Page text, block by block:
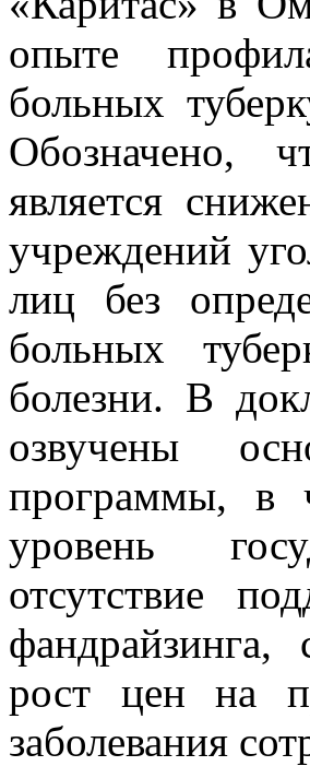
опыте
больных
Обозначено,
является
учреждений
лиц без
больных
болезни. В
озвучены
программы, в
уровень
отсутствие
фандрайзинга,
рост цен на
заболевания